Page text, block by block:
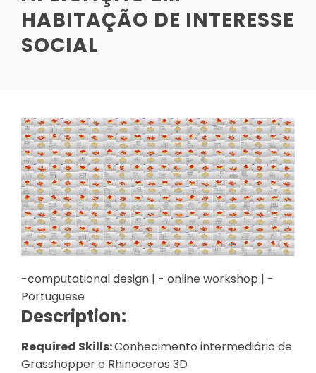
HABITAÇÃO DE INTERESSE
SOCIAL
-computational design | - online workshop | -
Portuguese
Description:
Required Skills:Conhecimento intermediário de
Grasshopper e Rhinoceros 3D